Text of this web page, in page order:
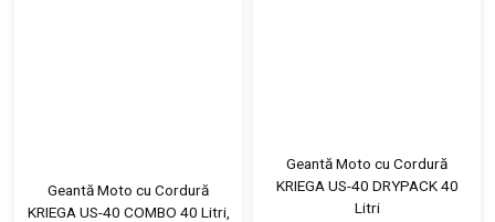
Geantă Moto cu Cordură
KRIEGA US-40 COMBO 40 Litri,
Geantă Moto cu Cordură
KRIEGA US-40 DRYPACK 40
Litri